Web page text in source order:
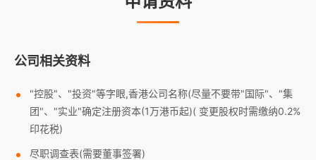
公司相关资料
"控股"、"投资"等字眼,香港公司名称(尽量不要带"国际"、"集
团"、"实业"确定注册资本(1万港币起)( 变更股权时需缴纳0.2%
印花税)
尽职调查表(需要董事签署)